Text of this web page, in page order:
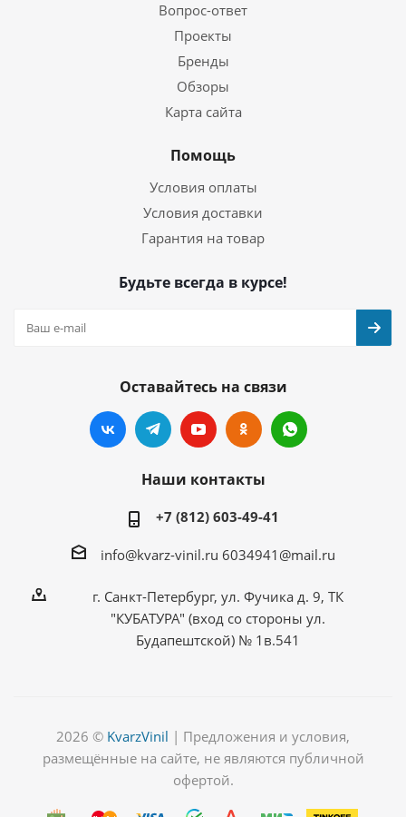
Вопрос-ответ
Проекты
Бренды
Обзоры
Карта сайта
Помощь
Условия оплаты
Условия доставки
Гарантия на товар
Будьте всегда в курсе!
Оставайтесь на связи
Наши контакты
+7 (812) 603-49-41
info@kvarz-vinil.ru 6034941@mail.ru
г. Санкт-Петербург, ул. Фучика д. 9, ТК
"КУБАТУРА" (вход со стороны ул.
Будапештской) № 1в.541
2026 © KvarzVinil | Предложения и условия,
размещённые на сайте, не являются публичной
офертой.